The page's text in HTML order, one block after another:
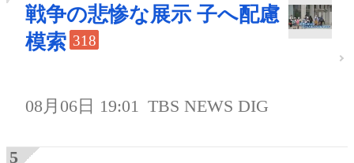
戦争の悲惨な展示 子へ配慮
模索 318
08月06日 19:01 TBS NEWS DIG